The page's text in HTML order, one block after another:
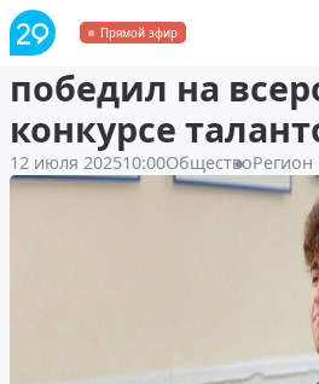
Прямой эфир
Школьник из
победил на
конкурсе
12 июля 202510:00ОбществоРегион